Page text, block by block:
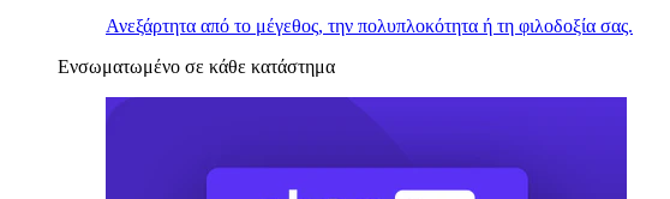
Ανεξάρτητα από το μέγεθος, την πολυπλοκότητα ή τη φιλοδοξία σας.
Ενσωματωμένο σε κάθε κατάστημα